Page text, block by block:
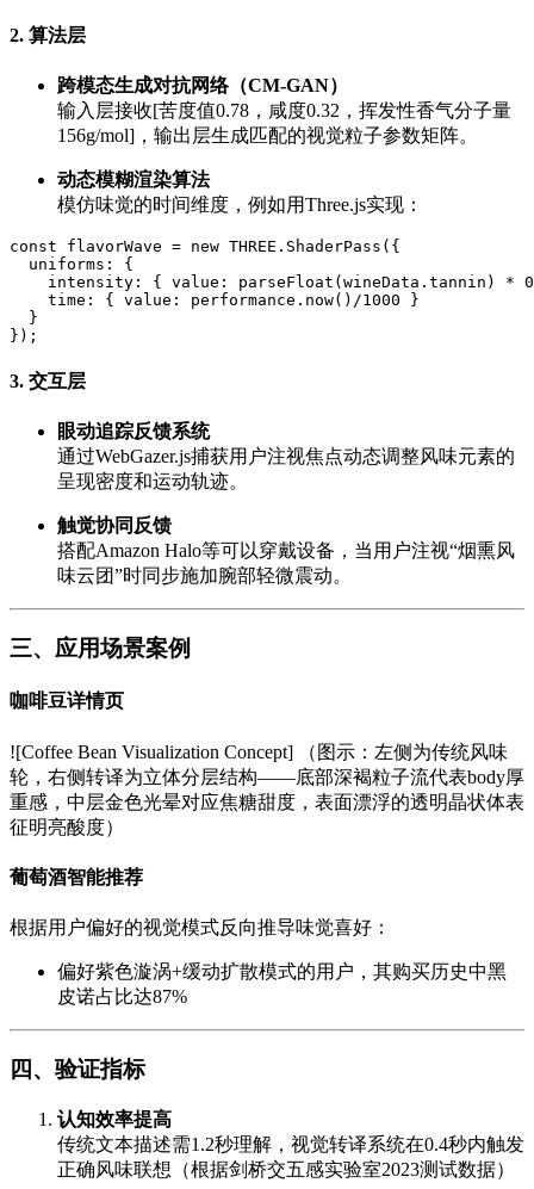
2. 算法层
跨模态生成对抗网络（CM-GAN）
输入层接收[苦度值0.78，咸度0.32，挥发性香气分子量
156g/mol]，输出层生成匹配的视觉粒子参数矩阵。
动态模糊渲染算法
模仿味觉的时间维度，例如用Three.js实现：
const flavorWave = new THREE.ShaderPass({
  uniforms: {
intensity: { value: parseFloat(wineData.tannin) *
    time: { value: performance.now()/1000 }
  }
3. 交互层
眼动追踪反馈系统
通过WebGazer.js捕获用户注视焦点动态调整风味元素的
呈现密度和运动轨迹。
触觉协同反馈
搭配Amazon Halo等可以穿戴设备，当用户注视“烟熏风
味云团”时同步施加腕部轻微震动。
三、应用场景案例
咖啡豆详情页
![Coffee Bean Visualization Concept] （图示：左侧为传统风味
轮，右侧转译为立体分层结构——底部深褐粒子流代表body厚
重感，中层金色光晕对应焦糖甜度，表面漂浮的透明晶状体表
征明亮酸度）
葡萄酒智能推荐
根据用户偏好的视觉模式反向推导味觉喜好：
偏好紫色漩涡+缓动扩散模式的用户，其购买历史中黑
皮诺占比达87%
四、验证指标
认知效率提高
传统文本描述需1.2秒理解，视觉转译系统在0.4秒内触发
正确风味联想（根据剑桥交五感实验室2023测试数据）